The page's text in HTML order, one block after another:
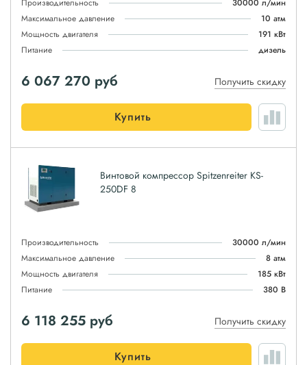
Производительность
30000 л/мин
Максимальное давление
10 атм
Мощность двигателя
191 кВт
Питание
дизель
6 067 270 руб Получить скидку
Купить
Винтовой компрессор Spitzenreiter KS-
250DF 8
Производительность
30000 л/мин
Максимальное давление
8 атм
Мощность двигателя
185 кВт
Питание
380 В
6 118 255 руб Получить скидку
Купить